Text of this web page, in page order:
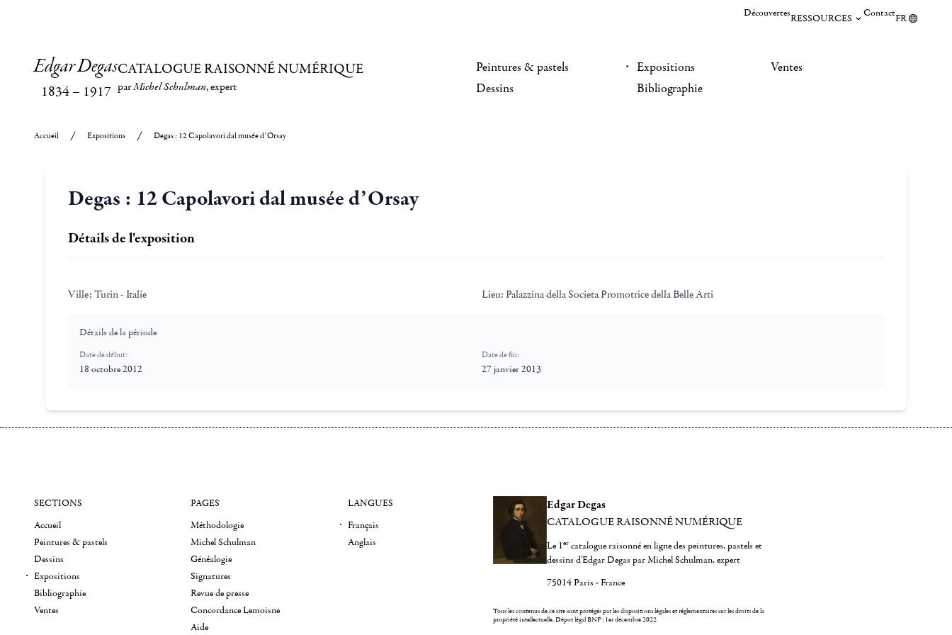
DécouvertesRESSOURCES ContactFR
Edgar Degas
1834– 1917
CATALOGUE RAISONNÉ NUMÉRIQUE
parMichel Schulman, expert
Peintures & pastels
Dessins
Expositions
Bibliographie
Ventes
Accueil Expositions Degas : 12 Capolavori dal musée d’Orsay
Degas : 12 Capolavori dal musée d’Orsay
Détails de l'exposition
Ville: Turin - Italie Lieu: Palazzina della Societa Promotrice della Belle Arti
Détails de la période
Date de début:
18 octobre 2012
Date de fin:
27 janvier 2013
Edgar Degas
CATALOGUE RAISONNÉ NUMÉRIQUE
Le 1er catalogue raisonné en ligne des peintures, pastels et
dessins d'Edgar Degas par Michel Schulman, expert
75014 Paris - France
Tous les contenus de ce site sont protégés par les dispositions légales et réglementaires sur les droits de la
propriété intellectuelle.Dépot légal BNF : 1er décembre 2022
SECTIONS
Accueil
Peintures & pastels
Dessins
Expositions
Bibliographie
Ventes
PAGES
Méthodologie
Michel Schulman
Généalogie
Signatures
Revue de presse
Concordance Lemoisne
Aide
LANGUES
Français
Anglais